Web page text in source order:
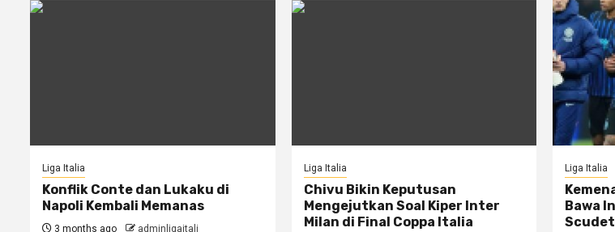
Liga Italia
Konflik Conte dan Lukaku di
Napoli Kembali Memanas
3 months ago adminligaitali
Liga Italia
Chivu Bikin Keputusan
Mengejutkan Soal Kiper Inter
Milan di Final Coppa Italia
Liga Italia
Bawa